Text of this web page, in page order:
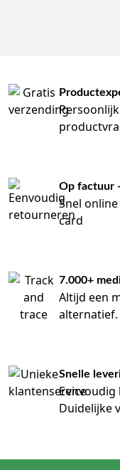
Op factuur
Snel
card
7.000+
Altijd een
alternatief.
Snelle
Eenvoudig
Duidelijke